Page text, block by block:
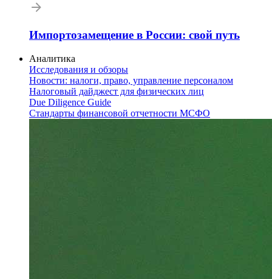
Импортозамещение в России: свой путь
Аналитика
Исследования и обзоры
Новости: налоги, право, управление персоналом
Налоговый дайджест для физических лиц
Due Diligence Guide
Стандарты финансовой отчетности МСФО